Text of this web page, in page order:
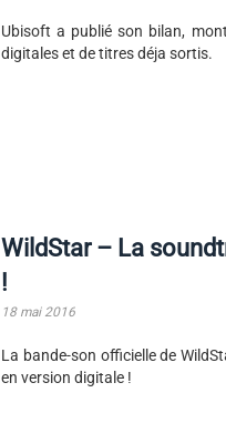
Ubisoft a publié son bilan,
digitales et de titres déja sortis.
WildStar – La
!
18 mai 2016
La bande-son officielle de
en version digitale !